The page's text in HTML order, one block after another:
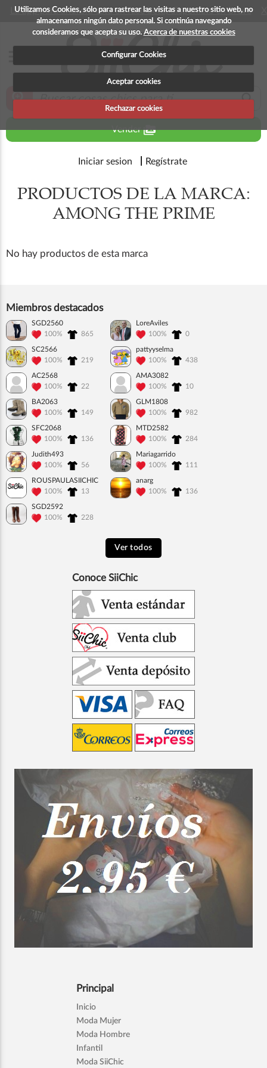
Utilizamos Cookies, sólo para rastrear las visitas a nuestro sitio web, no
almacenamos ningún dato personal. Si continúa navegando
consideramos que acepta su uso. Acerca de nuestras cookies
Configurar Cookies
Aceptar cookies
Rechazar cookies
La app para android esta en fase beta, disponible en breve
zoom_in search
Venderperm_media
Iniciar sesion Regístrate
PRODUCTOS DE LA MARCA:
AMONG THE PRIME
No hay productos de esta marca
Miembros destacados
SGD2560
100%
865
LoreAviles
100%
0
SC2566
100%
219
pattyyselma
100%
438
AC2568
100%
22
AMA3082
100%
10
BA2063
100%
149
GLM1808
100%
982
SFC2068
100%
136
MTD2582
100%
284
Judith493
100%
56
Mariagarrido
100%
111
ROUSPAULASIICHIC
100%
13
anarg
100%
136
SGD2592
100%
228
Ver todos
Conoce SiiChic
Principal
Inicio
Moda Mujer
Moda Hombre
Infantil
Moda SiiChic